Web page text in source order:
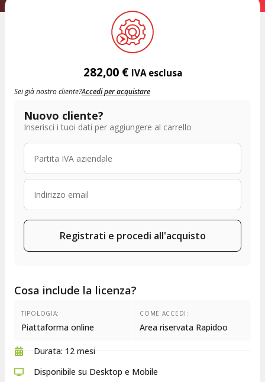
282,00 € IVA esclusa
Sei già nostro cliente?Accedi per acquistare
Nuovo cliente?
Inserisci i tuoi dati per aggiungere al carrello
Registrati e procedi all'acquisto
Cosa include la licenza?
TIPOLOGIA:
Piattaforma online
COME ACCEDI:
Area riservata Rapidoo
Durata: 12 mesi​
Disponibile su Desktop e Mobile